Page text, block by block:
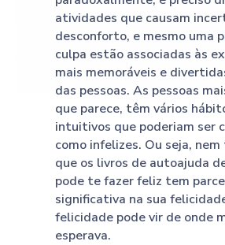
atividades que causam
desconforto, e mesmo uma
culpa estão associadas às
mais memoráveis e
das pessoas. As pessoas
que parece, têm vários
intuitivos que poderiam ser
como infelizes. Ou seja,
que os livros de autoajuda
pode te fazer feliz tem
significativa na sua
felicidade pode vir de onde
esperava.